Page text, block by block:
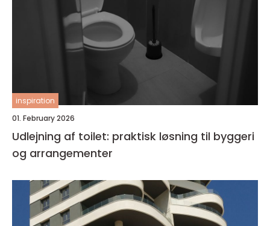
inspiration
01. February 2026
Udlejning af toilet: praktisk løsning til byggeri
og arrangementer